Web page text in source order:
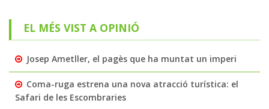
EL MÉS VIST A OPINIÓ
Josep Ametller, el pagès que ha muntat un imperi
Coma-ruga estrena una nova atracció turística: el
Safari de les Escombraries